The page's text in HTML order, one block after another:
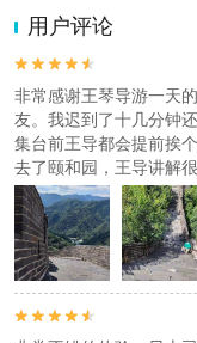
产品说明
产品上门接套餐需要在
一天联系确定集合地，
人群说明
1、60岁以上老人购买
2、18岁以下购买儿童
注意事项
根据新交通法规定，旅
万―5万。 因此，凡带
在不减少景点的前提下
人同意后调整游览顺序。
动（如跳伞、潜水、滑
2.为普及旅游安全知识
特制定《去哪儿网旅游安
用户评论


非常感谢王琴导游一天
友。我迟到了十几分钟
集台前王导都会提前挨
去了颐和园，王导讲解
识，又说了很多民间小
一次视觉与听觉盛宴，
推荐!希望这样的良心旅
荐，性价比高，服务很

